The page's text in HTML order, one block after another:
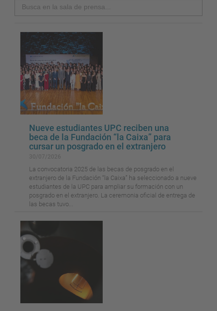
Search
Nueve estudiantes UPC reciben una
beca de la Fundación “la Caixa” para
cursar un posgrado en el extranjero
La convocatoria 2025 de las becas de posgrado en el
extranjero de la Fundación “la Caixa” ha seleccionado a nueve
estudiantes de la UPC para ampliar su formación con un
posgrado en el extranjero. La ceremonia oficial de entrega de
las becas tuvo...